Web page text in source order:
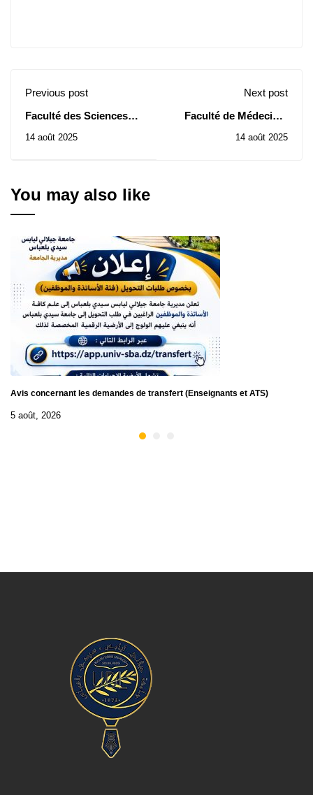
Previous post
Faculté des Sciences
Commerciales : Avis de
14 août 2025
Next post
Faculté de Médecine:
d’Attribution Provisoire
14 août 2025
You may also like
Avis concernant les demandes de transfert (Enseignants et ATS)
5 août, 2026